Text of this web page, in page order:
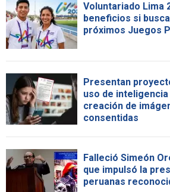
Voluntariado Lima
beneficios si
próximos Juegos
Presentan
uso de
creación de
consentidas
Falleció Simeón
que impulsó la
peruanas